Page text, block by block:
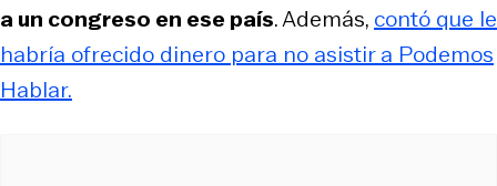
a un congreso en ese país. Además, contó que le
habría ofrecido dinero para no asistir a Podemos
Hablar.